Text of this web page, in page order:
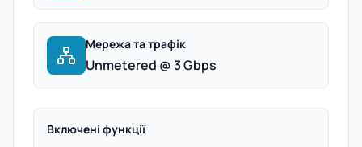
Мережа та трафік
Unmetered @ 3 Gbps
Включені функції